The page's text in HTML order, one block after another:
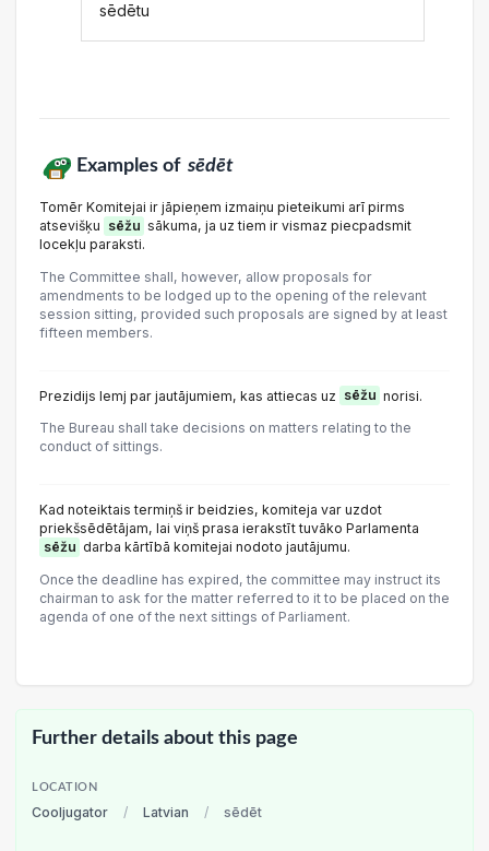
sēdētu
Examples of sēdēt
Tomēr Komitejai ir jāpieņem izmaiņu pieteikumi arī pirms
atsevišķu sēžu sākuma, ja uz tiem ir vismaz piecpadsmit
locekļu paraksti.
The Committee shall, however, allow proposals for
amendments to be lodged up to the opening of the relevant
session sitting, provided such proposals are signed by at least
fifteen members.
Prezidijs lemj par jautājumiem, kas attiecas uz sēžu norisi.
The Bureau shall take decisions on matters relating to the
conduct of sittings.
Kad noteiktais termiņš ir beidzies, komiteja var uzdot
priekšsēdētājam, lai viņš prasa ierakstīt tuvāko Parlamenta
sēžu darba kārtībā komitejai nodoto jautājumu.
Once the deadline has expired, the committee may instruct its
chairman to ask for the matter referred to it to be placed on the
agenda of one of the next sittings of Parliament.
Further details about this page
LOCATION
Cooljugator / Latvian / sēdēt